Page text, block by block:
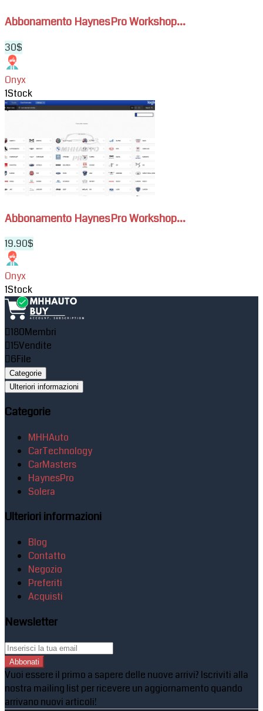
Abbonamento HaynesPro Workshop...
30$
Onyx
1Stock
View
WorkshopData
Auto
Abbonamento HaynesPro Workshop...
19.90$
Onyx
1Stock
180Membri
15Vendite
6File
Categorie
Ulteriori informazioni
Categorie
MHHAuto
CarTechnology
CarMasters
HaynesPro
Solera
Ulteriori informazioni
Blog
Contatto
Negozio
Preferiti
Acquisti
Newsletter
Abbonati
Vuoi essere il primo a sapere delle nuove arrivi? Iscriviti alla
nostra mailing list per ricevere un aggiornamento quando
arrivano nuovi articoli!